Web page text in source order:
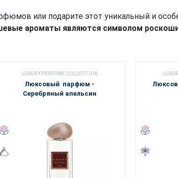
или подарите этот уникальный и
ароматы являются символом
LUXURY PERFUME COLLECTION
Люксовый парфюм -
Серебряный апельсин